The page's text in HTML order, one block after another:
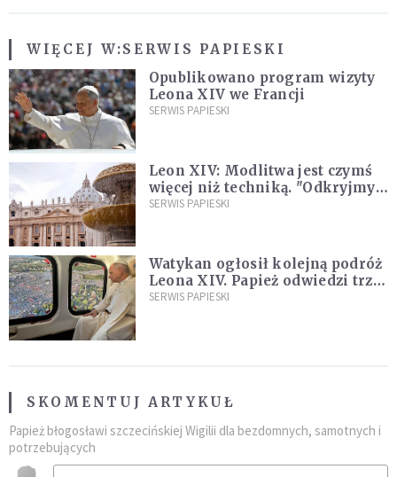
WIĘCEJ W:SERWIS PAPIESKI
Opublikowano program wizyty
Leona XIV we Francji
SERWIS PAPIESKI
Leon XIV: Modlitwa jest czymś
więcej niż techniką. "Odkryjmy
ją na nowo"
SERWIS PAPIESKI
Watykan ogłosił kolejną podróż
Leona XIV. Papież odwiedzi trzy
kraje Ameryki Południowej
SERWIS PAPIESKI
SKOMENTUJ ARTYKUŁ
Papież błogosławi szczecińskiej Wigilii dla bezdomnych, samotnych i
potrzebujących